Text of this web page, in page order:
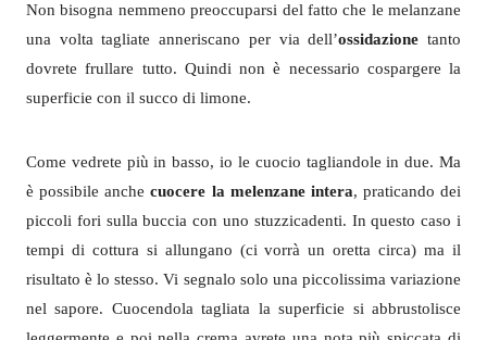
Non bisogna nemmeno preoccuparsi del fatto che le melanzane
una volta tagliate anneriscano per via dell’ossidazione tanto
dovrete frullare tutto. Quindi non è necessario cospargere la
superficie con il succo di limone.
Come vedrete più in basso, io le cuocio tagliandole in due. Ma
è possibile anchecuocere la melenzane intera, praticando dei
piccoli fori sulla buccia con uno stuzzicadenti. In questo caso i
tempi di cottura si allungano (ci vorrà un oretta circa) ma il
risultato è lo stesso. Vi segnalo solo una piccolissima variazione
nel sapore. Cuocendola tagliata la superficie si abbrustolisce